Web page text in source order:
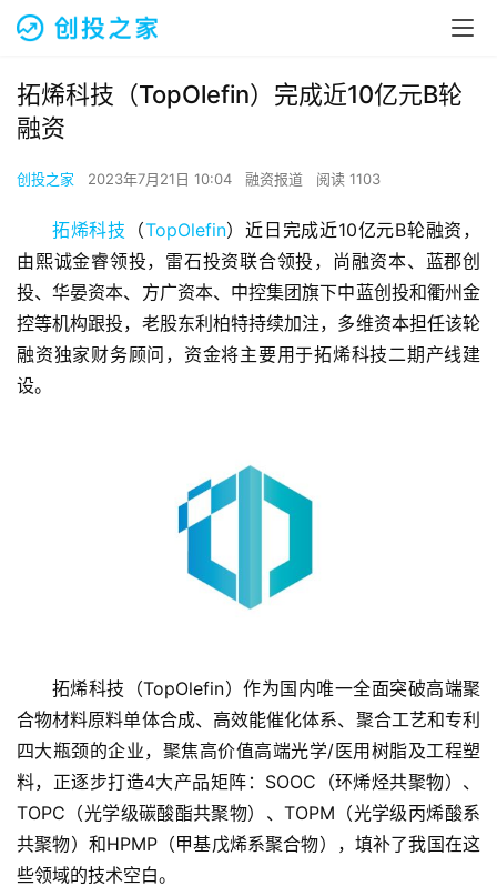
页
融
资
报
道
拓烯科技（TopOlefin）完成近10亿元B轮
融资
创投之家 2023年7月21日 10:04 融资报道 阅读 1103
拓烯科技 （TopOlefin）近日完成近10亿元B轮融资，
由熙诚金睿领投，雷石投资联合领投，尚融资本、蓝郡创
投、华晏资本、方广资本、中控集团旗下中蓝创投和衢州金
控等机构跟投，老股东利柏特持续加注，多维资本担任该轮
融资独家财务顾问，资金将主要用于拓烯科技二期产线建
设。
拓烯科技（TopOlefin）作为国内唯一全面突破高端聚
合物材料原料单体合成、高效能催化体系、聚合工艺和专利
四大瓶颈的企业，聚焦高价值高端光学/医用树脂及工程塑
料，正逐步打造4大产品矩阵：SOOC（环烯烃共聚物）、
TOPC（光学级碳酸酯共聚物）、TOPM（光学级丙烯酸系
共聚物）和HPMP（甲基戊烯系聚合物），填补了我国在这
些领域的技术空白。